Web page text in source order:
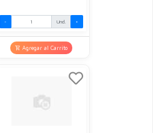
- Und. +
Agregar al Carrito